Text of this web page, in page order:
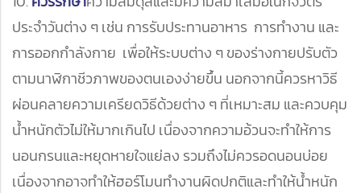
ประจำวันต่าง ๆ เช่น การรับประทานอาหาร การทำงาน และ
การออกกำลังกาย เพื่อให้ระบบต่าง ๆ ของร่างกายปรับตัว
ตามนาฬิกาชีวภาพของตนเองง่ายขึ้น นอกจากนี้ควรหาวิธี
ผ่อนคลายความเครียดวิธีด้วยต่าง ๆ ที่เหมาะสม และควบคุม
น้ำหนักตัวไม่ให้มากเกินไป เนื่องจากความอ้วนจะทำให้การ
นอนกรนและหยุดหายใจแย่ลง รวมถึงไม่ควรอดนอนบ่อย
เนื่องจากอาจทำให้ฮอร์โมนทำงานผิดปกติและทำให้น้ำหนัก